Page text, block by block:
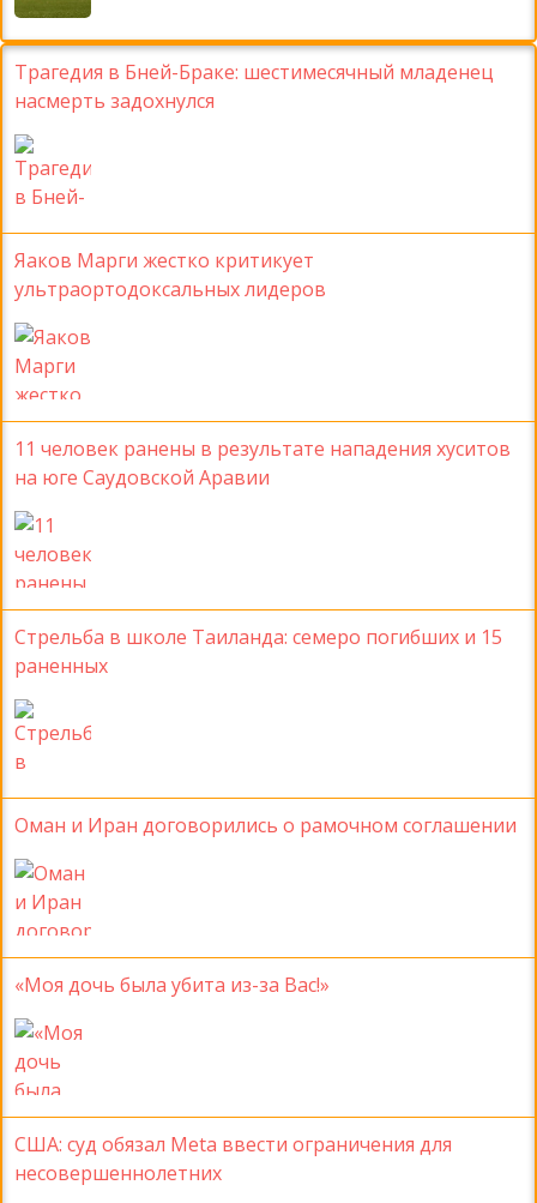
Трагедия в Бней-Браке: шестимесячный младенец
насмерть задохнулся
Яаков Марги жестко критикует
ультраортодоксальных лидеров
11 человек ранены в результате нападения хуситов
на юге Саудовской Аравии
Стрельба в школе Таиланда: семеро погибших и 15
раненных
Оман и Иран договорились о рамочном соглашении
«Моя дочь была убита из-за Вас!»
США: суд обязал Meta ввести ограничения для
несовершеннолетних